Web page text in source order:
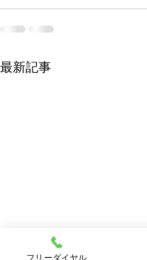
最新記事
フリーダイヤル